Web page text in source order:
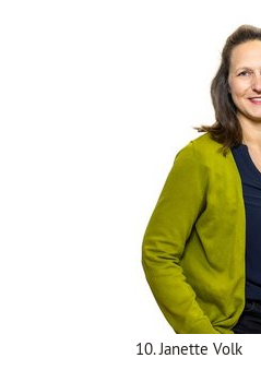
10. Janette Volk